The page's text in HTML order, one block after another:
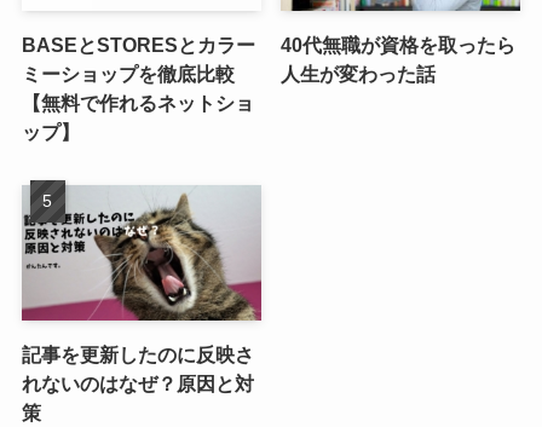
BASEとSTORESとカラー
ミーショップを徹底比較
【無料で作れるネットショ
ップ】
40代無職が資格を取ったら
人生が変わった話
記事を更新したのに反映さ
れないのはなぜ？原因と対
策